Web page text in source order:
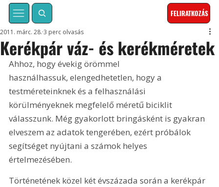
FELIRATKOZÁS
Kerékpár váz- és kerékméretek
2011. márc. 28. 3 perc olvasás
Ahhoz, hogy évekig örömmel
használhassuk, elengedhetetlen, hogy a
testméreteinknek és a felhasználási
körülményeknek megfelelő méretű biciklit
válasszunk. Még gyakorlott bringásként is gyakran
elveszem az adatok tengerében, ezért próbálok
segítséget nyújtani a számok helyes
értelmezésében.
Történetének közel két évszázada során a kerékpár